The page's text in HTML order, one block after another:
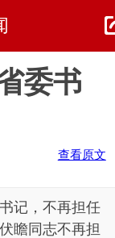
委书
查看原文
记，不再担任
瞻同志不再担